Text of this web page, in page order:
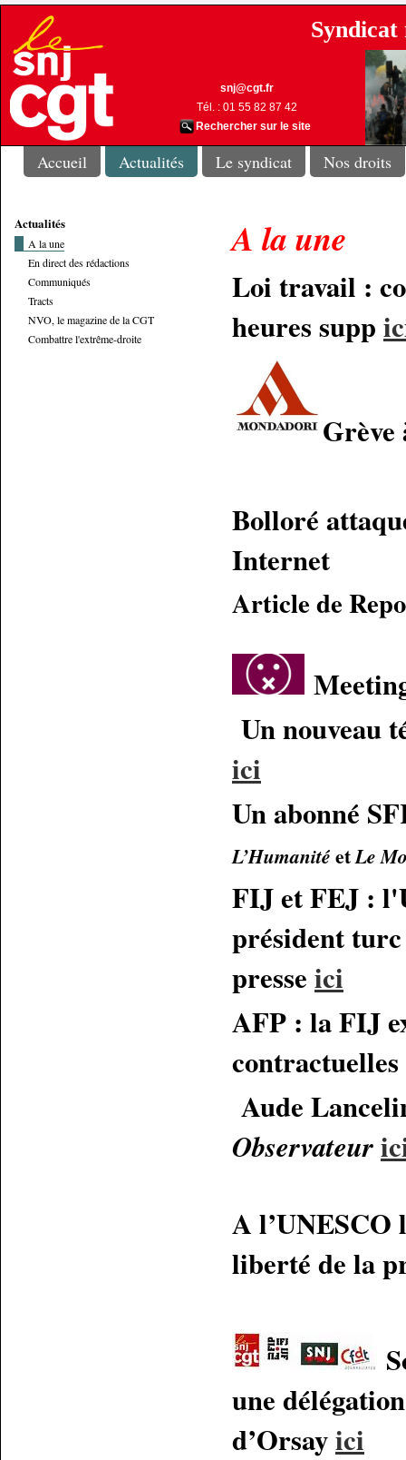
snj@cgt.fr
Tél. : 01 55 82 87 42
Rechercher sur le site
Accueil Actualités Le syndicat Nos droits
Actualités
A la une
En direct des rédactions
Communiqués
Tracts
NVO, le magazine de la CGT
Combattre l'extrême-droite
A la une
Loi travail :
heures supp
Bolloré
Internet
Article de
Un nouveau
ici
Un abonné
L’Humanité etLe
FIJ et FEJ :
président
presse ici
AFP : la FIJ
Aude
Observateur
A l’UNESCO
liberté de la
une
d’Orsayici